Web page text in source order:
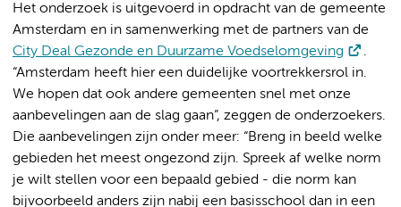
Het onderzoek is uitgevoerd in opdracht van de gemeente
Amsterdam en in samenwerking met de partners van de
City Deal Gezonde en Duurzame Voedselomgeving
.
“Amsterdam heeft hier een duidelijke voortrekkersrol in.
We hopen dat ook andere gemeenten snel met onze
aanbevelingen aan de slag gaan”, zeggen de onderzoekers.
Die aanbevelingen zijn onder meer: “Breng in beeld welke
gebieden het meest ongezond zijn. Spreek af welke norm
je wilt stellen voor een bepaald gebied - die norm kan
bijvoorbeeld anders zijn nabij een basisschool dan in een